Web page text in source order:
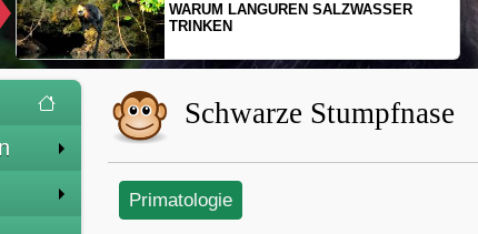
NEUES VON WEIBLICHEN
SCHOPFGIBBONS UND IHRER
Schwarze Stumpfnase
Primatologie